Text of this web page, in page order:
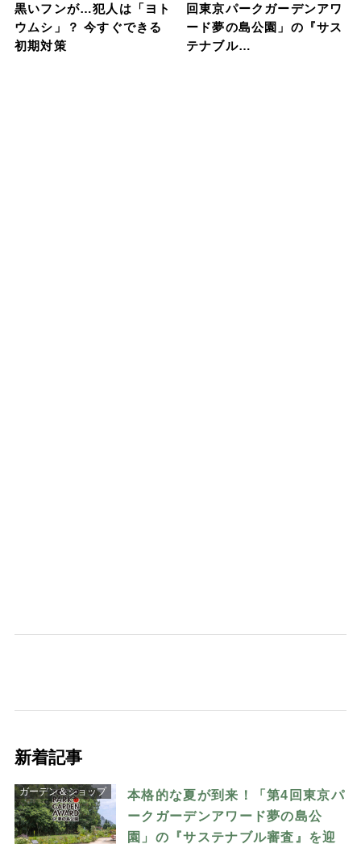
黒いフンが…犯人は「ヨト
ウムシ」？ 今すぐできる
初期対策
回東京パークガーデンアワ
ード夢の島公園」の『サス
テナブル…
新着記事
ガーデン＆ショップ
本格的な夏が到来！「第4回東京パ
ークガーデンアワード夢の島公
園」の『サステナブル審査』を迎